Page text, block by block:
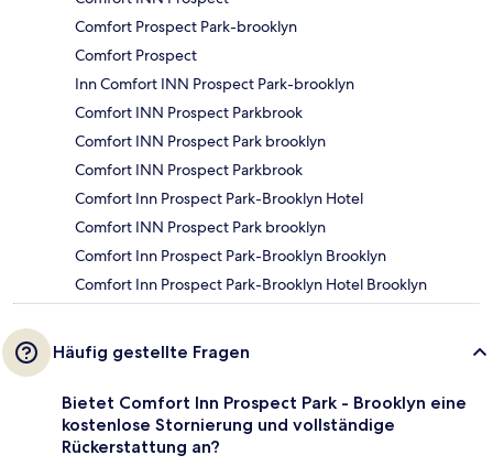
Comfort Prospect Park-brooklyn
Comfort Prospect
Inn Comfort INN Prospect Park-brooklyn
Comfort INN Prospect Parkbrook
Comfort INN Prospect Park brooklyn
Comfort INN Prospect Parkbrook
Comfort Inn Prospect Park-Brooklyn Hotel
Comfort INN Prospect Park brooklyn
Comfort Inn Prospect Park-Brooklyn Brooklyn
Comfort Inn Prospect Park-Brooklyn Hotel Brooklyn
Häufig gestellte Fragen
Bietet Comfort Inn Prospect Park - Brooklyn eine
kostenlose Stornierung und vollständige
Rückerstattung an?